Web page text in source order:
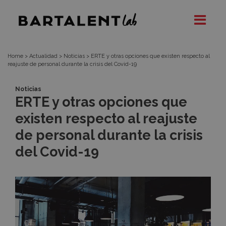
ERTE
otras
opciones
que
existen
respecto
al
reajuste
Bartalent
Home > Actualidad > Noticias > ERTE y otras opciones que existen respecto al
reajuste de personal durante la crisis del Covid-19
Noticias
ERTE y otras opciones que
existen respecto al reajuste
de personal durante la crisis
del Covid-19